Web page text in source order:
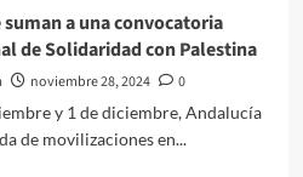
suman a una convocatoria
de Solidaridad con Palestina
noviembre 28, 2024
0
y 1 de diciembre, Andalucía
de movilizaciones en...